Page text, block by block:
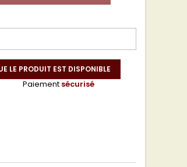
LE PRODUIT EST DISPONIBLE
Paiement sécurisé